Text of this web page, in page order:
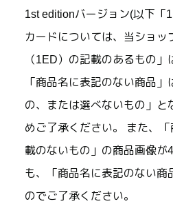
1st editionバージョン(以下「
カードについては、当ショッ
（1ED）の記載のあるもの」
「商品名に表記のない商品
の、または選べないもの」と
めご了承ください。 また、
載のないもの」の商品画像が
も、「商品名に表記のない商
のでご了承ください。